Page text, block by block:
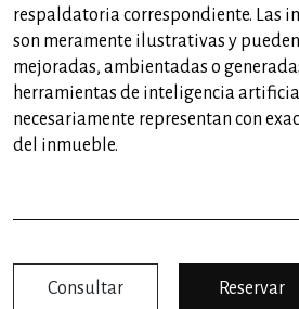
respaldatoria correspondiente. Las
son meramente ilustrativas y
mejoradas, ambientadas o
herramientas de inteligencia
necesariamente representan con
del inmueble.
Consultar Reservar